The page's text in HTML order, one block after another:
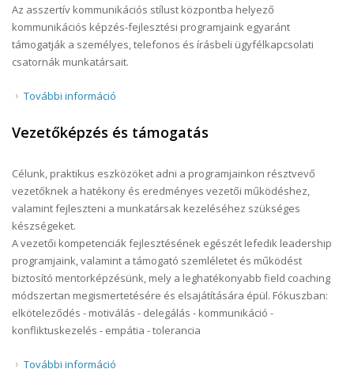
Az asszertív kommunikációs stílust központba helyező
kommunikációs képzés-fejlesztési programjaink egyaránt
támogatják a személyes, telefonos és írásbeli ügyfélkapcsolati
csatornák munkatársait.
További információ
Vezetőképzés és támogatás
Célunk, praktikus eszközöket adni a programjainkon résztvevő
vezetőknek a hatékony és eredményes vezetői működéshez,
valamint fejleszteni a munkatársak kezeléséhez szükséges
készségeket.
A vezetői kompetenciák fejlesztésének egészét lefedik leadership
programjaink, valamint a támogató szemléletet és működést
biztosító mentorképzésünk, mely a leghatékonyabb field coaching
módszertan megismertetésére és elsajátítására épül. Fókuszban:
elköteleződés - motiválás - delegálás - kommunikáció -
konfliktuskezelés - empátia - tolerancia
További információ